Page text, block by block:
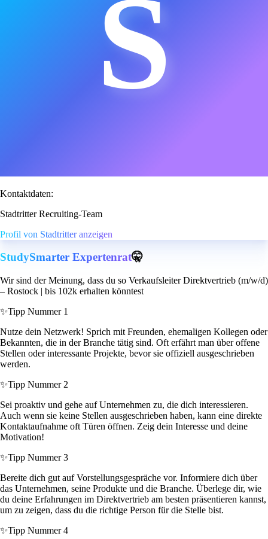
S
Kontaktdaten:
Stadtritter Recruiting-Team
Profil von Stadtritter anzeigen
StudySmarter Expertenrat🤫
Wir sind der Meinung, dass du so Verkaufsleiter Direktvertrieb (m/w/d)
– Rostock | bis 102k erhalten könntest
✨Tipp Nummer 1
Nutze dein Netzwerk! Sprich mit Freunden, ehemaligen Kollegen oder
Bekannten, die in der Branche tätig sind. Oft erfährt man über offene
Stellen oder interessante Projekte, bevor sie offiziell ausgeschrieben
werden.
✨Tipp Nummer 2
Sei proaktiv und gehe auf Unternehmen zu, die dich interessieren.
Auch wenn sie keine Stellen ausgeschrieben haben, kann eine direkte
Kontaktaufnahme oft Türen öffnen. Zeig dein Interesse und deine
Motivation!
✨Tipp Nummer 3
Bereite dich gut auf Vorstellungsgespräche vor. Informiere dich über
das Unternehmen, seine Produkte und die Branche. Überlege dir, wie
du deine Erfahrungen im Direktvertrieb am besten präsentieren kannst,
um zu zeigen, dass du die richtige Person für die Stelle bist.
✨Tipp Nummer 4